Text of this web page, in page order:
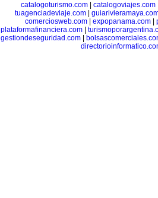
catalogoturismo.com
catalogoviajes.com
tuagenciadeviaje.com|
comerciosweb.com
expopanama.com
plataformafinanciera.com
gestiondeseguridad.com